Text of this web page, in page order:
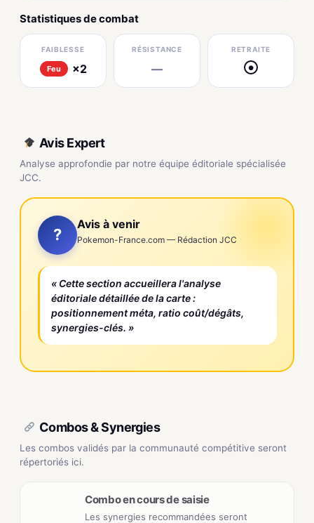
Statistiques de combat
FAIBLESSE
Feu ×2
RÉSISTANCE
—
RETRAITE
●
Avis Expert
Analyse approfondie par notre équipe éditoriale spécialisée
JCC.
?
Avis à venir
Pokemon-France.com — Rédaction JCC
« Cette section accueillera l'analyse
éditoriale détaillée de la carte :
positionnement méta, ratio coût/dégâts,
synergies-clés. »
Combos & Synergies
Les combos validés par la communauté compétitive seront
répertoriés ici.
Combo en cours de saisie
Les synergies recommandées seront